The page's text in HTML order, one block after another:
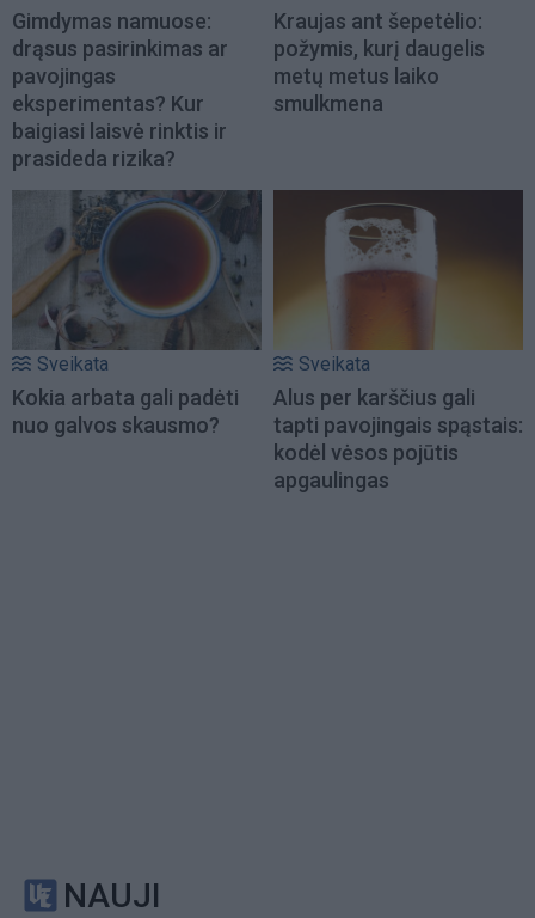
Gimdymas namuose:
drąsus pasirinkimas ar
pavojingas
eksperimentas? Kur
baigiasi laisvė rinktis ir
prasideda rizika?
Kraujas ant šepetėlio:
požymis, kurį daugelis
metų metus laiko
smulkmena
Sveikata
Kokia arbata gali padėti
nuo galvos skausmo?
Sveikata
Alus per karščius gali
tapti pavojingais spąstais:
kodėl vėsos pojūtis
apgaulingas
NAUJI